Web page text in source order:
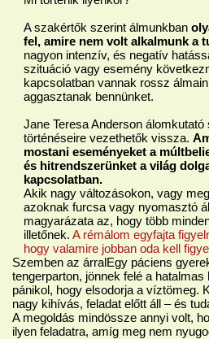
A szakértők szerint álmunkban
fel, amire nem volt alkalmunk a
nagyon intenzív, és negatív
szituáció vagy esemény
kapcsolatban vannak rossz
aggasztanak bennünket.
Jane Teresa Anderson
történéseire vezethetők vissza.
mostani eseményeket a
és hitrendszerünket a világ
kapcsolatban.
Akik nagy változásokon, vagy
azoknak furcsa vagy nyomasztó
magyarázata az, hogy több
illetőnek. A rémálom egyfajta
hogy valamire jobban oda kell
Szemben az árralEgy páciens
tengerparton, jönnek felé a
pánikol, hogy elsodorja a víztömeg.
nagy kihívás, feladat előtt áll – és
A megoldás mindössze annyi volt,
ilyen feladatra, amíg meg nem